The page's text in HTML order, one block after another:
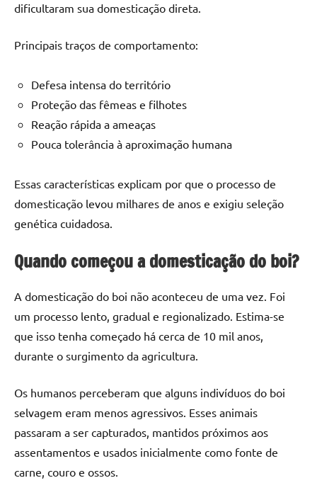
dificultaram sua domesticação direta.
Principais traços de comportamento:
Defesa intensa do território
Proteção das fêmeas e filhotes
Reação rápida a ameaças
Pouca tolerância à aproximação humana
Essas características explicam por que o processo de
domesticação levou milhares de anos e exigiu seleção
genética cuidadosa.
Quando começou a domesticação do boi?
A domesticação do boi não aconteceu de uma vez. Foi
um processo lento, gradual e regionalizado. Estima-se
que isso tenha começado há cerca de 10 mil anos,
durante o surgimento da agricultura.
Os humanos perceberam que alguns indivíduos do boi
selvagem eram menos agressivos. Esses animais
passaram a ser capturados, mantidos próximos aos
assentamentos e usados inicialmente como fonte de
carne, couro e ossos.